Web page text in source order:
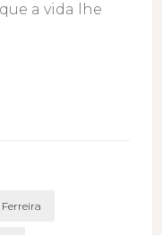
a vida lhe
Ferreira